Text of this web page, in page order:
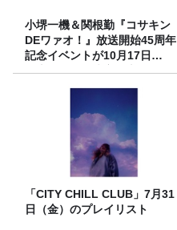
小堺一機＆関根勤『コサキン
DEワァオ！』放送開始45周年
記念イベントが10月17日
（土）に開催決定！本日より
FC先行受付スタート！
「CITY CHILL CLUB」7月31
日（金）のプレイリスト